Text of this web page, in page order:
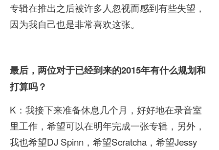
专辑在推出之后被许多人忽视而感到有些失望，
因为我自己也是非常喜欢这张。
最后，两位对于已经到来的2015年有什么规划和
打算吗？
K：我接下来准备休息几个月，好好地在录音室
里工作，希望可以在明年完成一张专辑，另外，
我也希望DJ Spinn，希望Scratcha，希望Jessy